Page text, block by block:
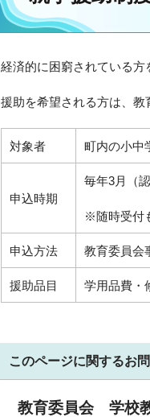
経済的に困窮されている方
援助を希望される方は、教
対象者 町内の小中
申込時期
毎年3月（
※随時受付
申込方法 教育委員会
援助品目 学用品費・
このページに関するお
教育委員会 学校